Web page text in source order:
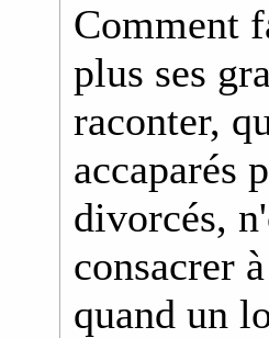
Comment
plus ses
raconter,
accaparés
divorcés,
consacrer
quand un